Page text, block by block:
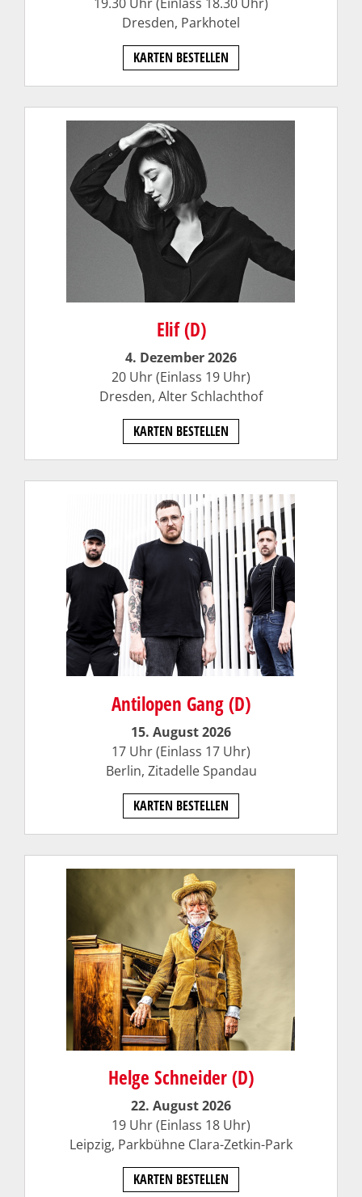
Dresden, Parkhotel
KARTEN BESTELLEN
Elif (D)
4. Dezember 2026
20 Uhr (Einlass 19 Uhr)
Dresden, Alter Schlachthof
KARTEN BESTELLEN
Antilopen Gang (D)
15. August 2026
17 Uhr (Einlass 17 Uhr)
Berlin, Zitadelle Spandau
KARTEN BESTELLEN
Helge Schneider (D)
22. August 2026
19 Uhr (Einlass 18 Uhr)
Leipzig, Parkbühne Clara-Zetkin-Park
KARTEN BESTELLEN